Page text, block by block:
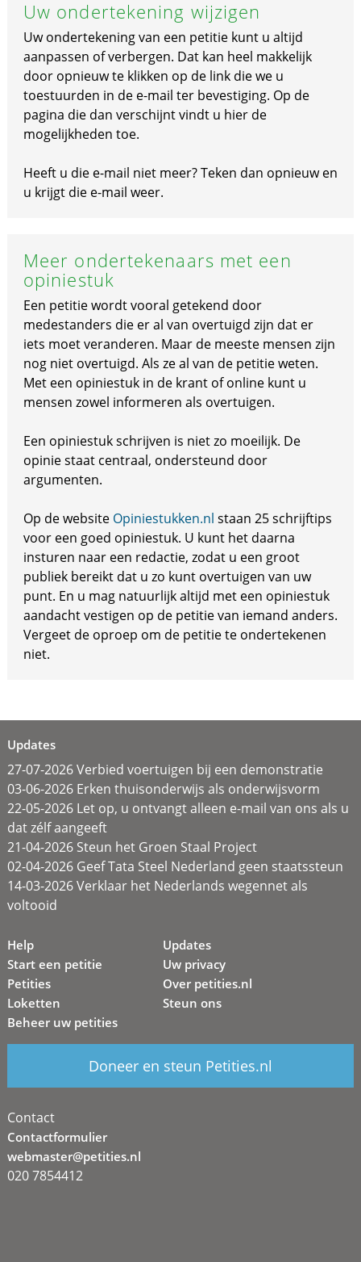
Uw ondertekening wijzigen
Uw ondertekening van een petitie kunt u altijd
aanpassen of verbergen. Dat kan heel makkelijk
door opnieuw te klikken op de link die we u
toestuurden in de e-mail ter bevestiging. Op de
pagina die dan verschijnt vindt u hier de
mogelijkheden toe.
Heeft u die e-mail niet meer? Teken dan opnieuw en
u krijgt die e-mail weer.
Meer ondertekenaars met een
opiniestuk
Een petitie wordt vooral getekend door
medestanders die er al van overtuigd zijn dat er
iets moet veranderen. Maar de meeste mensen zijn
nog niet overtuigd. Als ze al van de petitie weten.
Met een opiniestuk in de krant of online kunt u
mensen zowel informeren als overtuigen.
Een opiniestuk schrijven is niet zo moeilijk. De
opinie staat centraal, ondersteund door
argumenten.
Op de website Opiniestukken.nl staan 25 schrijftips
voor een goed opiniestuk. U kunt het daarna
insturen naar een redactie, zodat u een groot
publiek bereikt dat u zo kunt overtuigen van uw
punt. En u mag natuurlijk altijd met een opiniestuk
aandacht vestigen op de petitie van iemand anders.
Vergeet de oproep om de petitie te ondertekenen
niet.
Updates
27-07-2026 Verbied voertuigen bij een demonstratie
03-06-2026 Erken thuisonderwijs als onderwijsvorm
22-05-2026 Let op, u ontvangt alleen e-mail van ons als u
dat zélf aangeeft
21-04-2026 Steun het Groen Staal Project
02-04-2026 Geef Tata Steel Nederland geen staatssteun
14-03-2026 Verklaar het Nederlands wegennet als
voltooid
Help
Start een petitie
Petities
Loketten
Beheer uw petities
Updates
Uw privacy
Over petities.nl
Steun ons
Doneer en steun Petities.nl
Contact
Contactformulier
webmaster@petities.nl
020 7854412